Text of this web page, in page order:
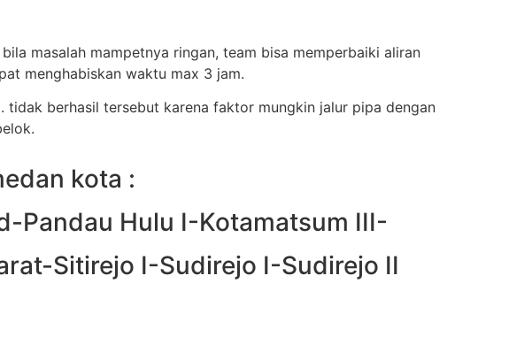
masalah mampetnya ringan, team bisa memperbaiki aliran
menghabiskan waktu max 3 jam.
tidak berhasil tersebut karena faktor mungkin jalur pipa dengan
kota :
Pandau Hulu I-Kotamatsum III-
Sitirejo I-Sudirejo I-Sudirejo II